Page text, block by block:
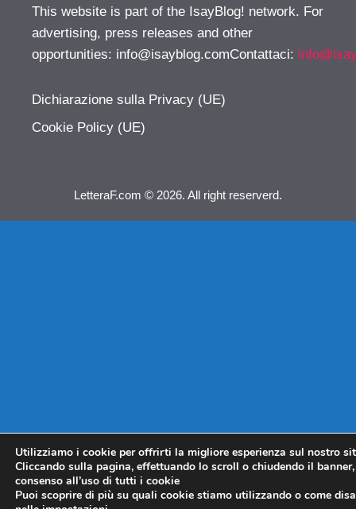
This website is part of the IsayBlog! network. For
advertising, press releases and other
opportunities: info@isayblog.comContattaci:
Dichiarazione sulla Privacy (UE)
Cookie Policy (UE)
LetteraF.com © 2026. All right reserverd.
Utilizziamo i cookie per offrirti la migliore esperienza sul nostro
Cliccando sulla pagina, effettuando lo scroll o chiudendo il
consenso all’uso di tutti i cookie
Puoi scoprire di più su quali cookie stiamo utilizzando o come